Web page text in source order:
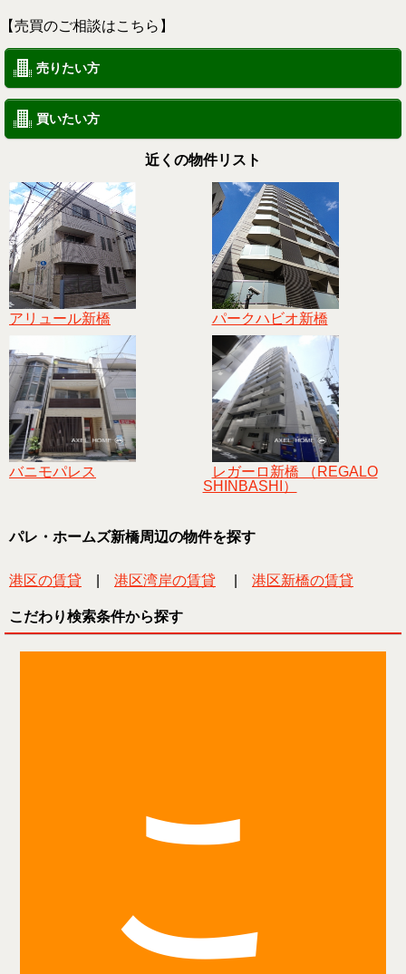
【売買のご相談はこちら】
売りたい方
買いたい方
近くの物件リスト
アリュール新橋 パークハビオ新橋
バニモパレス
レガーロ新橋 （REGALO
SHINBASHI）
パレ・ホームズ新橋周辺の物件を探す
港区の賃貸 港区湾岸の賃貸 港区新橋の賃貸
こだわり検索条件から探す
こ